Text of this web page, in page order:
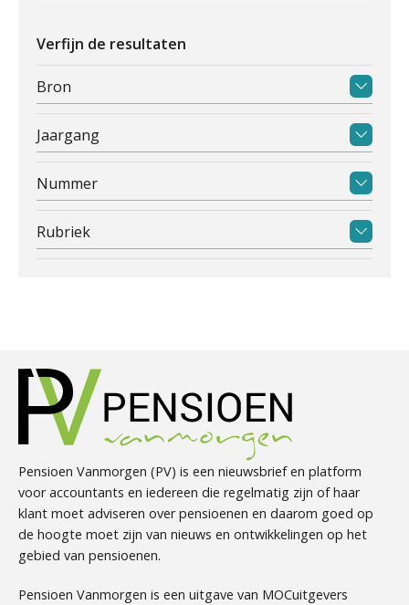
Verfijn de resultaten
Bron
Jaargang
Nummer
Rubriek
Pensioen Vanmorgen (PV) is een nieuwsbrief en platform
voor accountants en iedereen die regelmatig zijn of haar
klant moet adviseren over pensioenen en daarom goed op
de hoogte moet zijn van nieuws en ontwikkelingen op het
gebied van pensioenen.
Pensioen Vanmorgen is een uitgave van MOCuitgevers